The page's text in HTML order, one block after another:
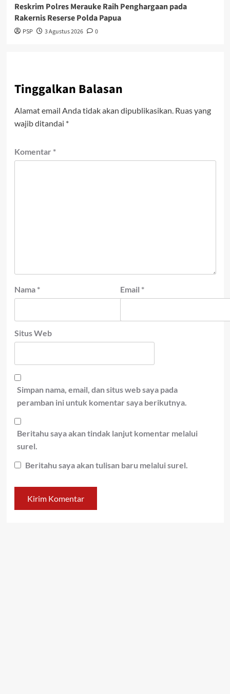
Reskrim Polres Merauke Raih Penghargaan pada
Rakernis Reserse Polda Papua
PSP 3 Agustus 2026 0
Tinggalkan Balasan
Alamat email Anda tidak akan dipublikasikan. Ruas yang
wajib ditandai *
Komentar *
Nama * Email *
Situs Web
Simpan nama, email, dan situs web saya pada
peramban ini untuk komentar saya berikutnya.
Beritahu saya akan tindak lanjut komentar melalui
surel.
Beritahu saya akan tulisan baru melalui surel.